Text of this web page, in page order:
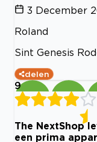
3 December
Roland
Sint Genesis
delen
9
The NextShop
een prima